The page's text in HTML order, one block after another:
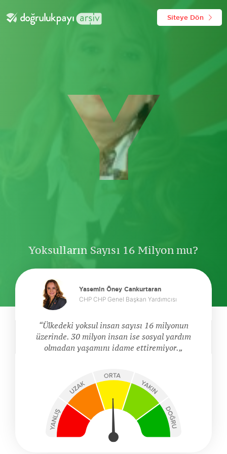
Siteye Dön
Y
Yoksulların Sayısı 16 Milyon mu?
Yasemin Öney Cankurtaran
CHP CHP Genel Başkan Yardımcısı
Ülkedeki yoksul insan sayısı 16 milyonun
üzerinde. 30 milyon insan ise sosyal yardım
olmadan yaşamını idame ettiremiyor.